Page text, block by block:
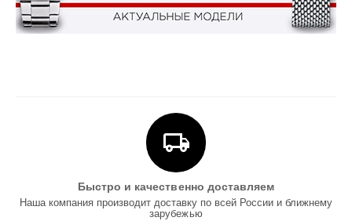
Быстро и качественно доставляем
Наша компания производит доставку по всей России и ближнему
зарубежью